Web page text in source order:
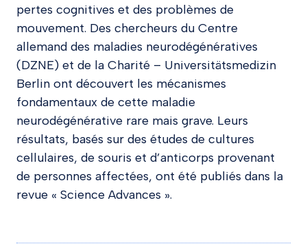
pertes cognitives et des problèmes de
mouvement. Des chercheurs du Centre
allemand des maladies neurodégénératives
(DZNE) et de la Charité – Universitätsmedizin
Berlin ont découvert les mécanismes
fondamentaux de cette maladie
neurodégénérative rare mais grave. Leurs
résultats, basés sur des études de cultures
cellulaires, de souris et d’anticorps provenant
de personnes affectées, ont été publiés dans la
revue « Science Advances ».